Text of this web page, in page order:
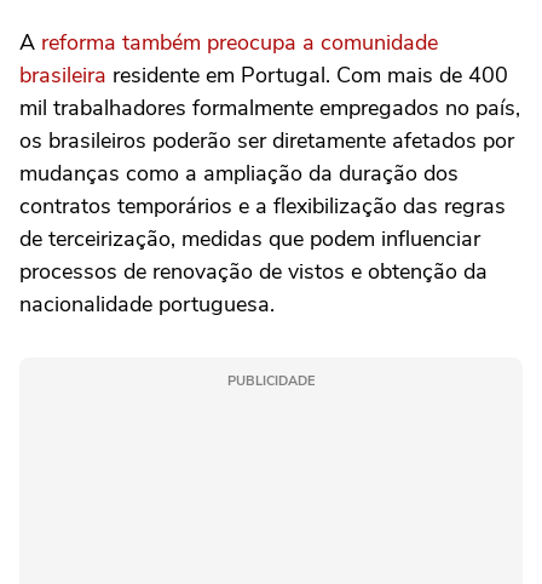
A reforma também preocupa a comunidade
brasileira residente em Portugal. Com mais de 400
mil trabalhadores formalmente empregados no país,
os brasileiros poderão ser diretamente afetados por
mudanças como a ampliação da duração dos
contratos temporários e a flexibilização das regras
de terceirização, medidas que podem influenciar
processos de renovação de vistos e obtenção da
nacionalidade portuguesa.
PUBLICIDADE